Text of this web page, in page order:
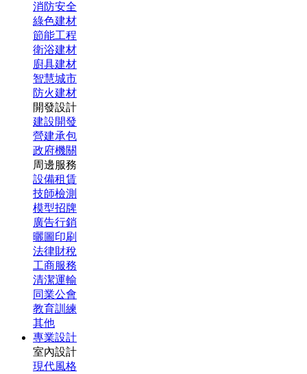
消防安全
綠色建材
節能工程
衛浴建材
廚具建材
智慧城市
防火建材
開發設計
建設開發
營建承包
政府機關
周邊服務
設備租賃
技師檢測
模型招牌
廣告行銷
曬圖印刷
法律財稅
工商服務
清潔運輸
同業公會
教育訓練
其他
專業設計
室內設計
現代風格